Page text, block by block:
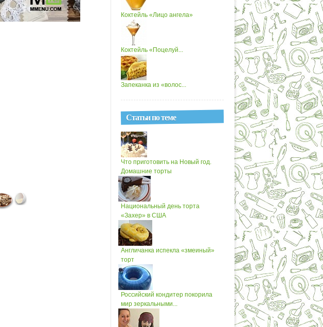
Коктейль «Лицо ангела»
Коктейль «Поцелуй...
Запеканка из «волос...
Статьи по теме
Что приготовить на Новый год.
Домашние торты
Национальный день торта
«Захер» в США
Англичанка испекла «змеиный»
торт
Российский кондитер покорила
мир зеркальными...